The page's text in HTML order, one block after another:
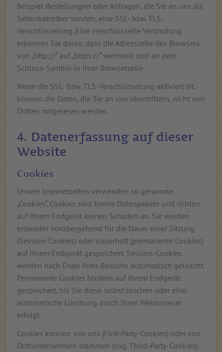
Beispiel Bestellungen oder Anfragen, die Sie an uns als
Seitenbetreiber senden, eine SSL- bzw. TLS-
Verschlüsselung. Eine verschlüsselte Verbindung
erkennen Sie daran, dass die Adresszeile des Browsers
von „http://“ auf „https://“ wechselt und an dem
Schloss-Symbol in Ihrer Browserzeile.
Wenn die SSL- bzw. TLS-Verschlüsselung aktiviert ist,
können die Daten, die Sie an uns übermitteln, nicht von
Dritten mitgelesen werden.
4. Datenerfassung auf dieser
Website
Cookies
Unsere Internetseiten verwenden so genannte
„Cookies“. Cookies sind kleine Datenpakete und richten
auf Ihrem Endgerät keinen Schaden an. Sie werden
entweder vorübergehend für die Dauer einer Sitzung
(Session-Cookies) oder dauerhaft (permanente Cookies)
auf Ihrem Endgerät gespeichert. Session-Cookies
werden nach Ende Ihres Besuchs automatisch gelöscht.
Permanente Cookies bleiben auf Ihrem Endgerät
gespeichert, bis Sie diese selbst löschen oder eine
automatische Löschung durch Ihren Webbrowser
erfolgt.
Cookies können von uns (First-Party-Cookies) oder von
Drittunternehmen stammen (sog. Third-Party-Cookies).